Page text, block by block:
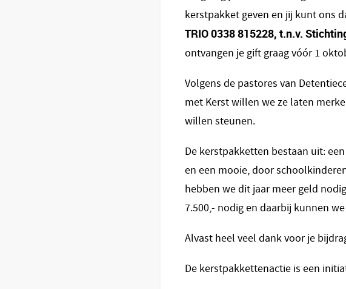
kerstpakket geven en jij kunt ons
TRIO 0338 815228, t.n.v.
ontvangen je gift graag vóór 1
Volgens de pastores van
met Kerst willen we ze laten
willen steunen.
De kerstpakketten bestaan uit:
en een mooie, door
hebben we dit jaar meer geld
7.500,- nodig en daarbij kunnen
Alvast heel veel dank voor je
De kerstpakkettenactie is een